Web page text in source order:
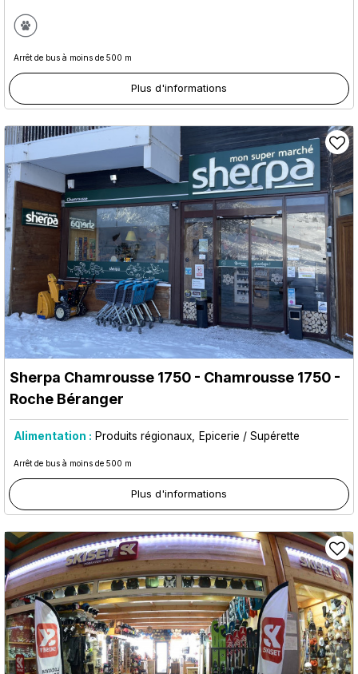
Arrêt de bus à moins de 500 m
Plus d'informations
Sherpa Chamrousse 1750 - Chamrousse 1750 -
Roche Béranger
Alimentation : Produits régionaux Epicerie / Supérette
Arrêt de bus à moins de 500 m
Plus d'informations